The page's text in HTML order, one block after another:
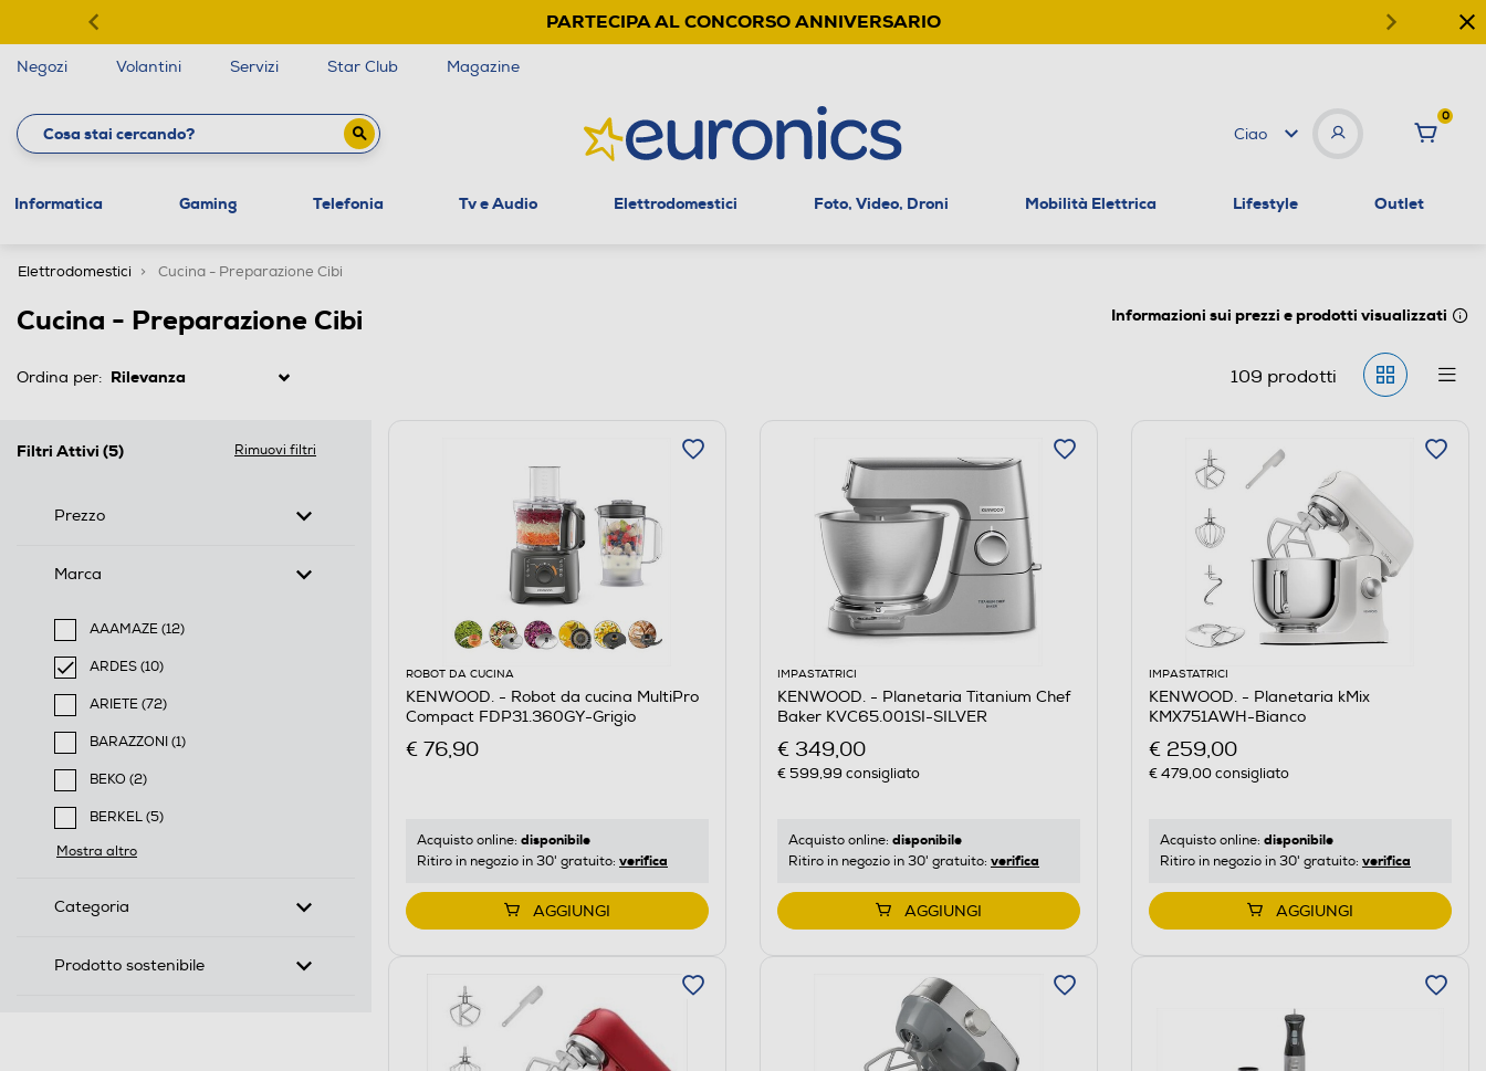
PARTECIPA AL CONCORSO ANNIVERSARIO
Negozi Volantini Servizi Star Club Magazine
Ciao
0
Informatica Gaming Telefonia Tv e Audio Elettrodomestici Foto, Video, Droni Mobilità Elettrica Lifestyle Outlet
Elettrodomestici Cucina - Preparazione Cibi
Cucina - Preparazione Cibi Informazioni sui prezzi e prodotti visualizzati
Ordina per: 109 prodotti
Filtri Attivi (5) Rimuovi filtri
Prezzo
Marca
AAAMAZE (12)
Filtra per Marca: AAAMAZE
ARDES (10)
selected Filtro applicato per Marca: ARDES
ARIETE (72)
Filtra per Marca: ARIETE
BARAZZONI (1)
Filtra per Marca: BARAZZONI
BEKO (2)
Filtra per Marca: BEKO
BERKEL (5)
Filtra per Marca: BERKEL
Mostra altro
Categoria
Prodotto sostenibile
ROBOT DA CUCINA
KENWOOD. - Robot da cucina MultiPro
Compact FDP31.360GY-Grigio
€ 76,90
Acquisto online: disponibile
Ritiro in negozio in 30' gratuito: verifica
AGGIUNGI
IMPASTATRICI
KENWOOD. - Planetaria Titanium Chef
Baker KVC65.001SI-SILVER
€ 349,00
€ 599,99 consigliato
Acquisto online: disponibile
Ritiro in negozio in 30' gratuito: verifica
AGGIUNGI
IMPASTATRICI
KENWOOD. - Planetaria kMix
KMX751AWH-Bianco
€ 259,00
€ 479,00consigliato
Acquisto online: disponibile
Ritiro in negozio in 30' gratuito: verifica
AGGIUNGI